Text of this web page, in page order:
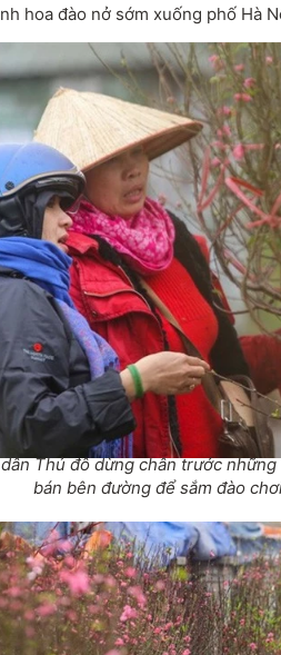
hoa đào nở sớm xuống phố Hà
Thủ đô dừng chân trước
bán bên đường để sắm đào